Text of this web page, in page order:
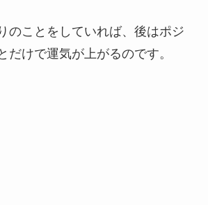
のことをしていれば、後はポジ
だけで運気が上がるのです。